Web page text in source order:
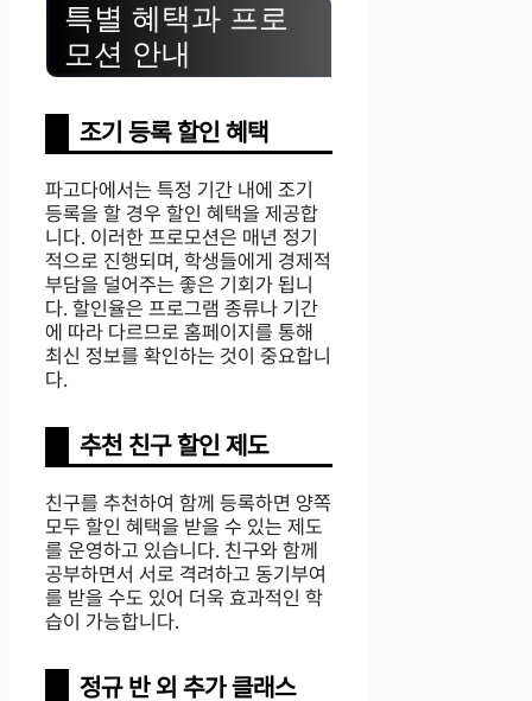
특별 혜택과 프로
모션 안내
조기 등록 할인 혜택
파고다에서는 특정 기간 내에 조기
등록을 할 경우 할인 혜택을 제공합
니다. 이러한 프로모션은 매년 정기
적으로 진행되며, 학생들에게 경제적
부담을 덜어주는 좋은 기회가 됩니
다. 할인율은 프로그램 종류나 기간
에 따라 다르므로 홈페이지를 통해
최신 정보를 확인하는 것이 중요합니
다.
추천 친구 할인 제도
친구를 추천하여 함께 등록하면 양쪽
모두 할인 혜택을 받을 수 있는 제도
를 운영하고 있습니다. 친구와 함께
공부하면서 서로 격려하고 동기부여
를 받을 수도 있어 더욱 효과적인 학
습이 가능합니다.
정규 반 외 추가 클래스